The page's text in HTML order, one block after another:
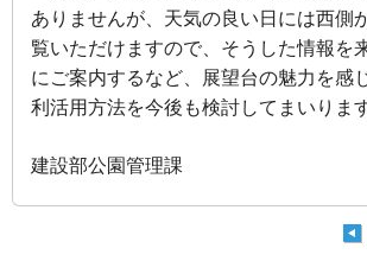
ありませんが、天気の良い日には西側
覧いただけますので、そうした情報を
にご案内するなど、展望台の魅力を感
利活用方法を今後も検討してまいります
建設部公園管理課